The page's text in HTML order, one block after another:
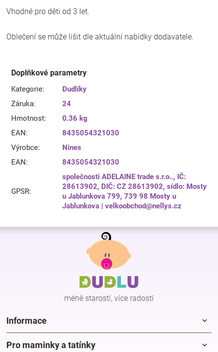
Vhodné pro děti od 3 let.
Oblečení se může lišit dle aktuální nabídky dodavatele.
Doplňkové parametry
Kategorie:
Dudlíky
Záruka:
24
Hmotnost:
0.36 kg
EAN:
8435054321030
Výrobce:
Nines
EAN: 8435054321030
GPSR:
společnosti ADELAINE trade s.r.o.., IČ:
28613902, DIČ: CZ 28613902, sídlo: Mosty
u Jablunkova 799, 739 98 Mosty u
Jablunkova | velkoobchod@nellys.cz
Z
méně starostí, více radostí
Informace
Pro maminky a tatínky